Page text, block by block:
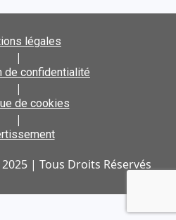
légales
|
de confidentialité
|
de cookies
|
| Tous Droits Réservés